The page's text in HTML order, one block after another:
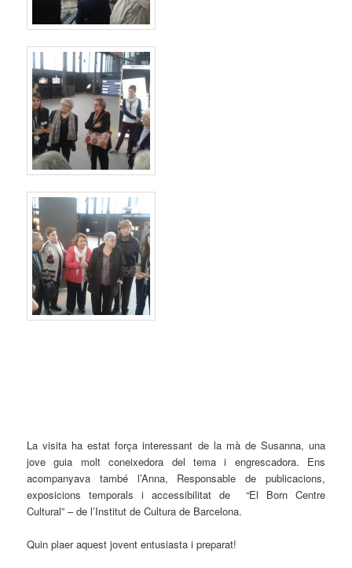
La visita ha estat força interessant de la mà de Susanna, una
jove guia molt coneixedora del tema i engrescadora. Ens
acompanyava també l’Anna, Responsable de publicacions,
exposicions temporals i accessibilitat de “El Born Centre
Cultural” – de l’Institut de Cultura de Barcelona.
Quin plaer aquest jovent entusiasta i preparat!